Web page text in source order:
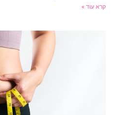
עוד »